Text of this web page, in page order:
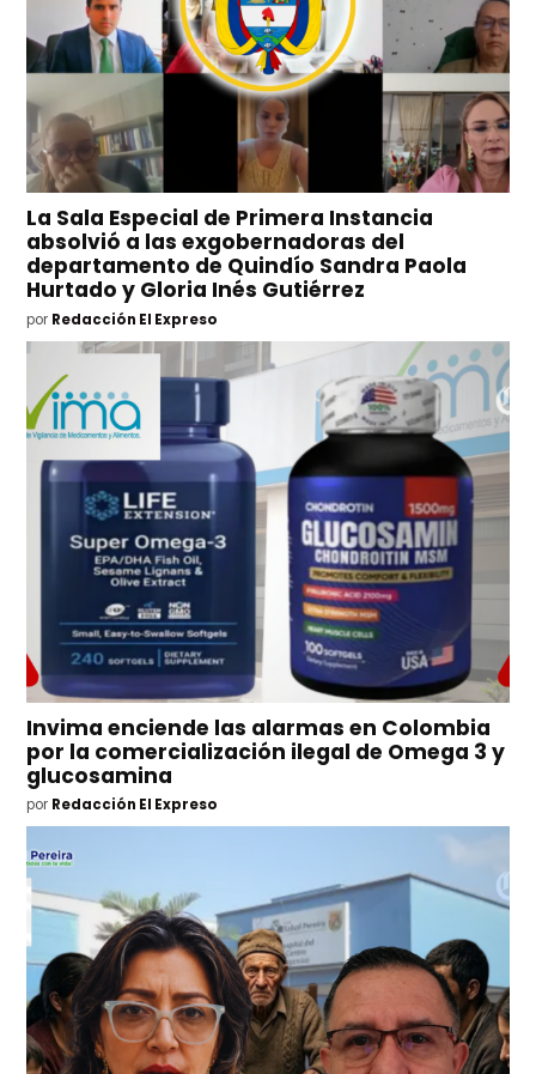
La Sala Especial de Primera Instancia
absolvió a las exgobernadoras del
departamento de Quindío Sandra Paola
Hurtado y Gloria Inés Gutiérrez
por Redacción El Expreso
Invima enciende las alarmas en Colombia
por la comercialización ilegal de Omega 3 y
glucosamina
por Redacción El Expreso